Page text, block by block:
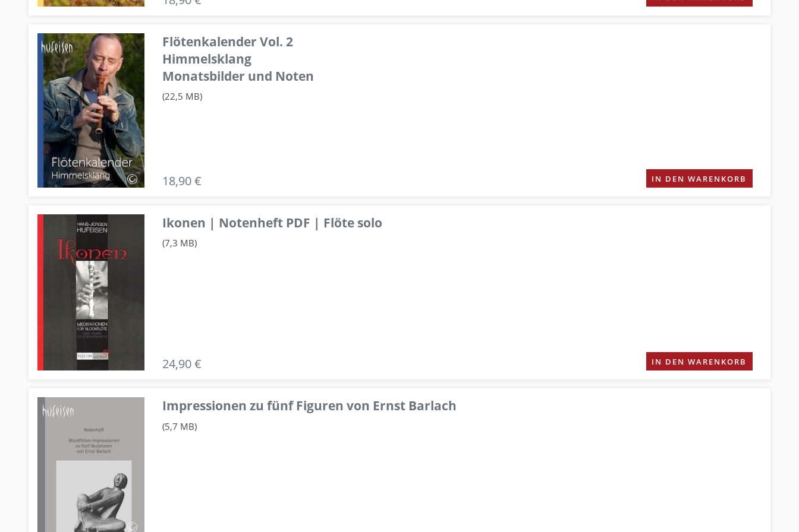
Flötenkalender Vol. 2
Himmelsklang
Monatsbilder und Noten
(22,5 MB)
18,90 € IN DEN WARENKORB
Ikonen | Notenheft PDF | Flöte solo
(7,3 MB)
24,90 € IN DEN WARENKORB
Impressionen zu fünf Figuren von Ernst Barlach
(5,7 MB)